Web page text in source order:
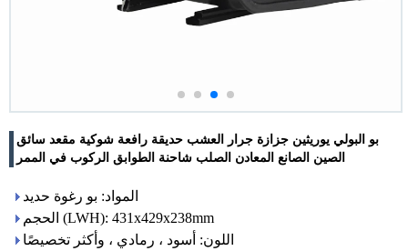
بو البولي يوريثين جزازة جرار العشب حديقة رافعة شوكية مقعد سائق
الصين الصانع المعادن الصلب شاحنة الطوابق الركوب في الممر
المواد: بو رغوة حديد
الحجم (LWH): 431x429x238mm
اللون: أسود ، رمادي ، وأكثر تخصيصًا